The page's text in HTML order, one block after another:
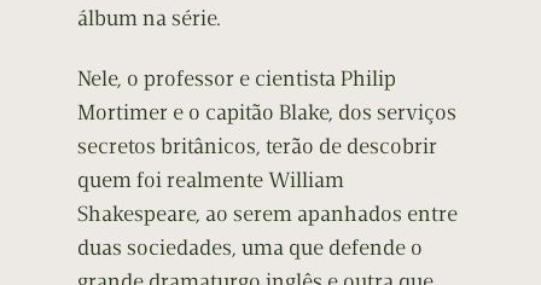
álbum na série.
Nele, o professor e cientista Philip
Mortimer e o capitão Blake, dos serviços
secretos britânicos, terão de descobrir
quem foi realmente William
Shakespeare, ao serem apanhados entre
duas sociedades, uma que defende o